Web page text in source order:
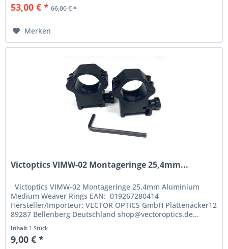
53,00 € * 66,00 € *
Merken
Victoptics VIMW-02 Montageringe 25,4mm...
Victoptics VIMW-02 Montageringe 25,4mm Aluminium
Medium Weaver Rings EAN: 019267280414
Hersteller/Importeur: VECTOR OPTICS GmbH Plattenäcker12
89287 Bellenberg Deutschland shop@vectoroptics.de...
Inhalt 1 Stück
9,00 € *